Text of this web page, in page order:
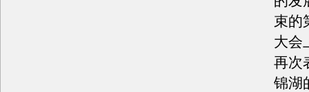
束的
大会
再次
锦湖